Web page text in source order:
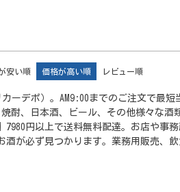
安い順 価格が高い順 レビュー順
カーデポ）。AM9:00までのご注文で最
酎、日本酒、ビール、その他様々な
7980円以上で送料無料配達。お店や事
が必ず見つかります。業務用販売、